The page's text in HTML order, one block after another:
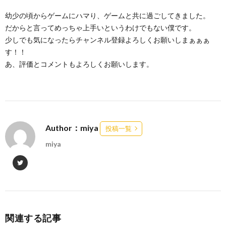
幼少の頃からゲームにハマり、ゲームと共に過ごしてきました。
だからと言ってめっちゃ上手いというわけでもない僕です。
少しでも気になったらチャンネル登録よろしくお願いしまぁぁぁ
す！！
あ、評価とコメントもよろしくお願いします。
Author：miya 投稿一覧
miya
関連する記事